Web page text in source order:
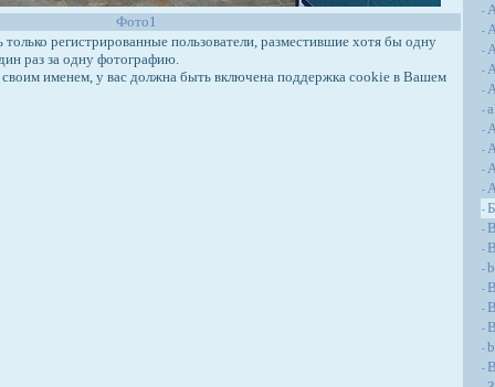
Фото1
регистрированные пользователи, разместившие хотя бы одну
раз за одну фотографию.
именем, у вас должна быть включена поддержка cookie в Вашем
-
-
-
-
-
-
-
-
-
-
-
-
-
-
-
-
-
-
-